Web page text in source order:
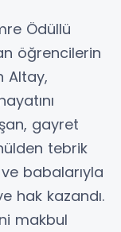
Ödüllü
öğrencilerin
Altay,
gayret
tebrik
babalarıyla
hak kazandı.
makbul